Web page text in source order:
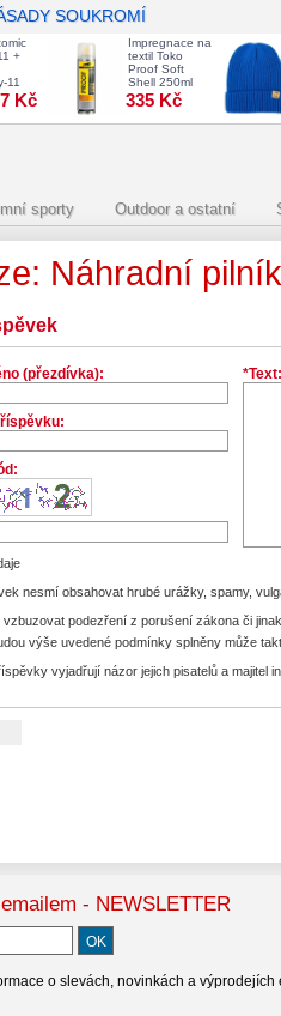
SOUKROMÍ
+
11
Kč
Impregnace na
textil Toko
Proof Soft
Shell 250ml
335 Kč
sporty Outdoor a ostatní
Náhradní
(přezdívka): *Text:
nesmí obsahovat hrubé urážky, spamy,
vzbuzovat podezření z porušení zákona či
výše uvedené podmínky splněny může
vyjadřují názor jejich pisatelů a majitel
- NEWSLETTER
o slevách, novinkách a výprodejích